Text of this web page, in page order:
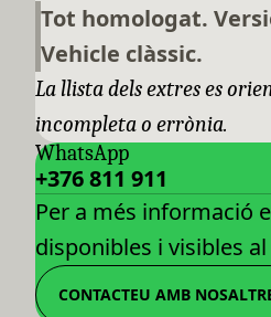
Tot homologat.
Vehicle clàssic.
La llista dels extres es
incompleta o errònia.
WhatsApp
+376 811 911
Per a més informació
disponibles i visibles
CONTACTEU AMB